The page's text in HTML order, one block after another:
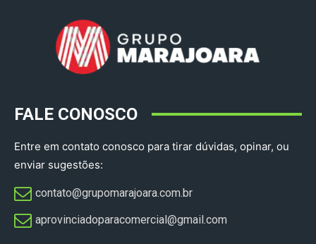
FALE CONOSCO
Entre em contato conosco para tirar dúvidas, opinar, ou
enviar sugestões:
contato@grupomarajoara.com.br
aprovinciadoparacomercial@gmail.com​